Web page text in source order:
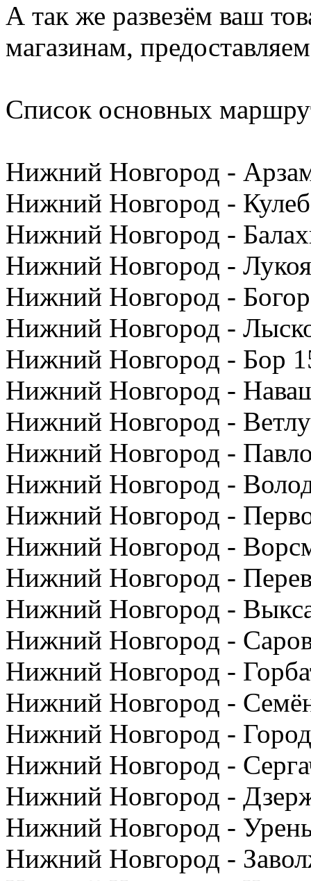
А так же развезём ваш
магазинам,
Список основных
Нижний Новгород -
Нижний Новгород -
Нижний Новгород -
Нижний Новгород -
Нижний Новгород -
Нижний Новгород -
Нижний Новгород - Бор
Нижний Новгород -
Нижний Новгород -
Нижний Новгород -
Нижний Новгород -
Нижний Новгород -
Нижний Новгород -
Нижний Новгород -
Нижний Новгород -
Нижний Новгород -
Нижний Новгород -
Нижний Новгород -
Нижний Новгород -
Нижний Новгород -
Нижний Новгород -
Нижний Новгород -
Нижний Новгород -